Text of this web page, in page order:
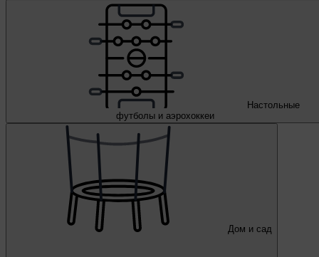
Настольные
футболы и аэрохоккеи
Дом и сад